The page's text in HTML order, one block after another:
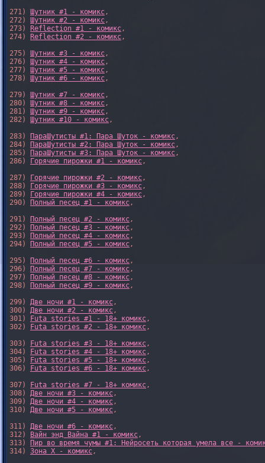
271) Шутник #1 - комикс,
272) Шутник #2 - комикс,
273)
Reflection #1 - комикс,
274)
Reflection #2 - комикс,
275) Шутник #3 - комикс,
276) Шутник #4 - комикс,
277) Шутник #5 - комикс,
278) Шутник #6 - комикс,
279) Шутник #7 - комикс,
280) Шутник #8 - комикс,
281) Шутник #9 - комикс,
282) Шутник #10 - комикс,
283)
ПараШутисты #1: Пара Шуток - комикс,
284)
ПараШутисты #2: Пара Шуток - комикс,
285)
ПараШутисты #3: Пара Шуток - комикс,
286)
Горячие пирожки #1 - комикс,
287)
Горячие пирожки #2 - комикс,
288)
Горячие пирожки #3 - комикс,
289)
Горячие пирожки #4 - комикс,
290)
Полный песец #1 - комикс,
291)
Полный песец #2 - комикс,
292)
Полный песец #3 - комикс,
293)
Полный песец #4 - комикс,
294)
Полный песец #5 - комикс,
295)
Полный песец #6 - комикс,
296)
Полный песец #7 - комикс,
297)
Полный песец #8 - комикс,
298)
Полный песец #9 - комикс,
299) Две ночи #1 - комикс,
300) Две ночи #2 - комикс,
301)
Futa stories #1 - 18+ комикс,
302)
Futa stories #2 - 18+ комикс,
303)
Futa stories #3 - 18+ комикс,
304)
Futa stories #4 - 18+ комикс,
305)
Futa stories #5 - 18+ комикс,
306)
Futa stories #6 - 18+ комикс,
307)
Futa stories #7 - 18+ комикс,
308) Две ночи #3 - комикс,
309) Две ночи #4 - комикс,
310) Две ночи #5 - комикс,
311) Две ночи #6 - комикс,
312)
Вайн энд Вайна #1 - комикс,
313)
Пир во время чумы #1: Нейросеть которая умела все -
314) Зона X - комикс,